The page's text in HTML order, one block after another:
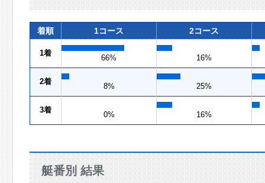
着順 1コース 2コース
1着
66% 16%
2着
8% 25%
3着
0% 16%
艇番別 結果